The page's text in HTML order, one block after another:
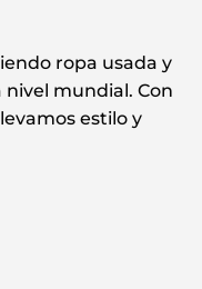
ropa usada y
nivel mundial. Con
estilo y